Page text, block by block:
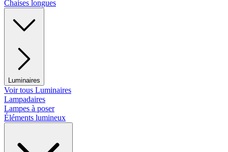
Chaises longues
Luminaires
Voir tous Luminaires
Lampadaires
Lampes à poser
Éléments lumineux